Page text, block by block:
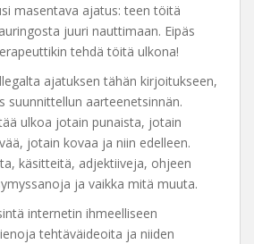
masentava ajatus: teen töitä
juuri nauttimaan. Eipäs
tehdä töitä ulkona!
ajatuksen tähän kirjoitukseen,
suunnittellun aarteenetsinnän.
ulkoa jotain punaista, jotain
jotain kovaa ja niin edelleen.
käsitteitä, adjektiiveja, ohjeen
ja vaikka mitä muuta.
internetin ihmeelliseen
tehtäväideoita ja niiden